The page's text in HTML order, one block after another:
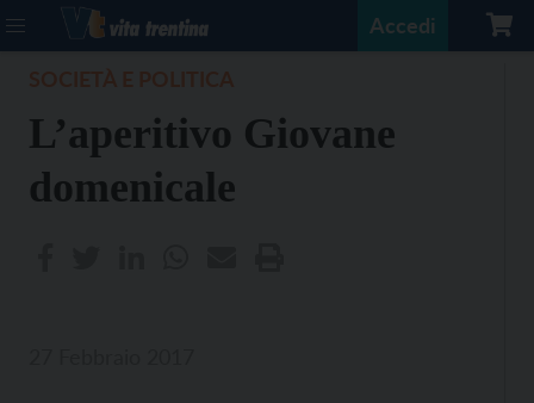
Accedi
L’aperitivo Giovane
domenicale